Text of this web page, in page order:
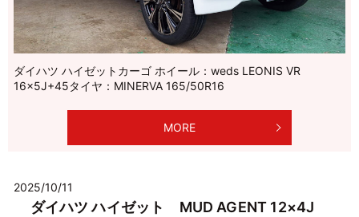
ダイハツ ハイゼットカーゴ ホイール：weds LEONIS VR
16×5J+45タイヤ：MINERVA 165/50R16
MORE
2025/10/11
ダイハツ ハイゼット MUD AGENT 12×4J